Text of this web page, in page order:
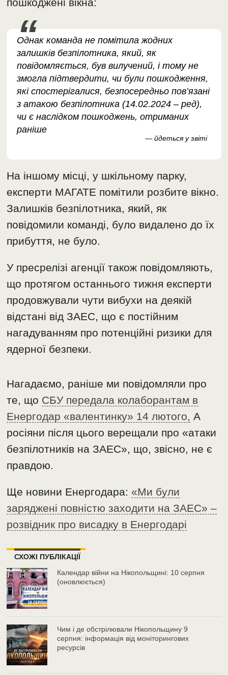
пошкоджені вікна:
Однак команда не помітила жодних
залишків безпілотника, який, як
повідомляється, був вилучений, і тому не
змогла підтвердити, чи були пошкодження,
які спостерігалися, безпосередньо пов’язані
з атакою безпілотника (14.02.2024 – ред),
чи є наслідком пошкоджень, отриманих
раніше
— йдеться у звіті
На іншому місці, у шкільному парку,
експерти МАГАТЕ помітили розбите вікно.
Залишків безпілотника, який, як
повідомили команді, було видалено до їх
прибуття, не було.
У пресрелізі агенції також повідомляють,
що протягом останнього тижня експерти
продовжували чути вибухи на деякій
відстані від ЗАЕС, що є постійним
нагадуванням про потенційні ризики для
ядерної безпеки.
Нагадаємо, раніше ми повідомляли про
те, що СБУ передала колаборантам в
Енергодар «валентинку» 14 лютого, А
росіяни після цього верещали про «атаки
безпілотників на ЗАЕС», що, звісно, не є
правдою.
Ще новини Енергодара:«Ми були
заряджені повністю заходити на ЗАЕС» –
розвідник про висадку в Енергодарі
СХОЖІ ПУБЛІКАЦІЇ
Календар війни на Нікопольщині: 10 серпня
(оновлюється)
Чим і де обстрілювали Нікопольщину 9
серпня: інформація від моніторингових
ресурсів